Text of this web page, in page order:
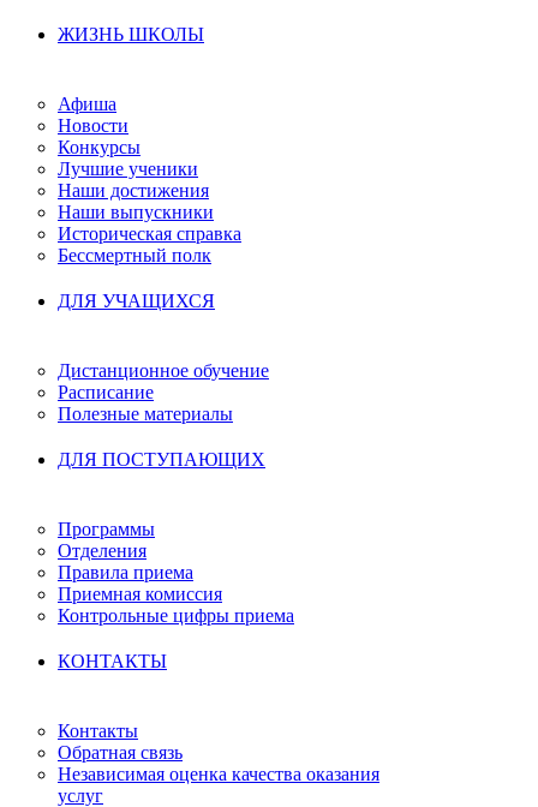
ЖИЗНЬ ШКОЛЫ
Афиша
Новости
Конкурсы
Лучшие ученики
Наши достижения
Наши выпускники
Историческая справка
Бессмертный полк
ДЛЯ УЧАЩИХСЯ
Дистанционное обучение
Расписание
Полезные материалы
ДЛЯ ПОСТУПАЮЩИХ
Программы
Отделения
Правила приема
Приемная комиссия
Контрольные цифры приема
КОНТАКТЫ
Контакты
Обратная связь
Независимая оценка качества оказания
услуг